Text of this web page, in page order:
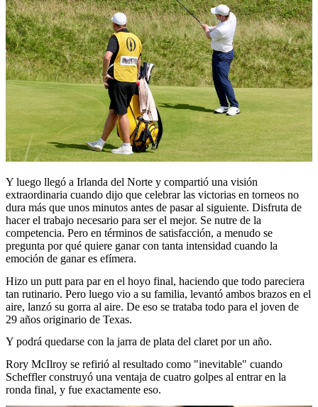
Y luego llegó a Irlanda del Norte y compartió una visión
extraordinaria cuando dijo que celebrar las victorias en torneos no
dura más que unos minutos antes de pasar al siguiente. Disfruta de
hacer el trabajo necesario para ser el mejor. Se nutre de la
competencia. Pero en términos de satisfacción, a menudo se
pregunta por qué quiere ganar con tanta intensidad cuando la
emoción de ganar es efímera.
Hizo un putt para par en el hoyo final, haciendo que todo pareciera
tan rutinario. Pero luego vio a su familia, levantó ambos brazos en el
aire, lanzó su gorra al aire. De eso se trataba todo para el joven de
29 años originario de Texas.
Y podrá quedarse con la jarra de plata del claret por un año.
Rory McIlroy se refirió al resultado como "inevitable" cuando
Scheffler construyó una ventaja de cuatro golpes al entrar en la
ronda final, y fue exactamente eso.